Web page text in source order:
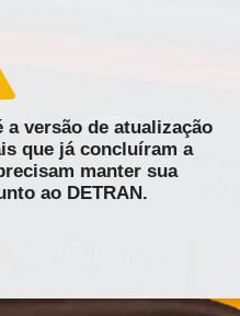
a versão de atualização
que já concluíram a
manter sua
ao DETRAN.